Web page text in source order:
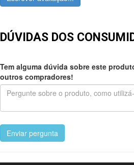
DÚVIDAS DOS
Tem alguma dúvida sobre este
outros compradores!
Enviar pergunta